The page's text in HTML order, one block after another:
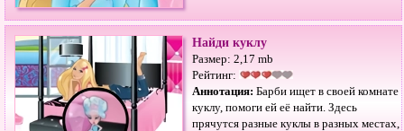
Найди куклу
Размер: 2,17 mb
Рейтинг:
Аннотация: Барби ищет в своей комнате
куклу, помоги ей её найти. Здесь
прячутся разные куклы в разных местах,